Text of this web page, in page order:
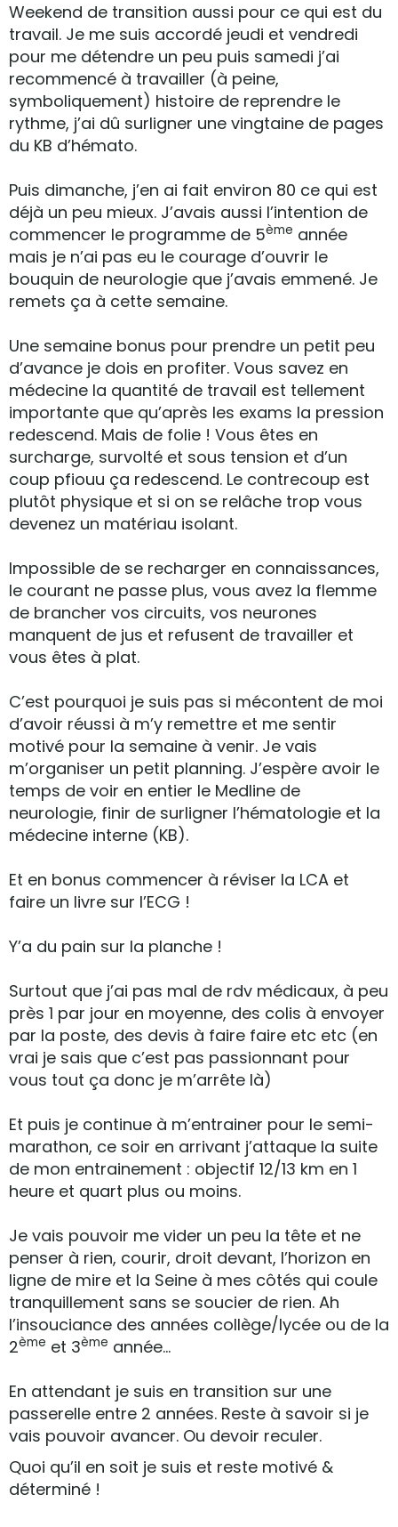
Weekend de transition aussi pour ce qui est du
travail. Je me suis accordé jeudi et vendredi
pour me détendre un peu puis samedi j’ai
recommencé à travailler (à peine,
symboliquement) histoire de reprendre le
rythme, j’ai dû surligner une vingtaine de pages
du KB d’hémato.
Puis dimanche, j’en ai fait environ 80 ce qui est
déjà un peu mieux. J’avais aussi l’intention de
commencer le programme de 5ème année
mais je n’ai pas eu le courage d’ouvrir le
bouquin de neurologie que j’avais emmené. Je
remets ça à cette semaine.
Une semaine bonus pour prendre un petit peu
d’avance je dois en profiter. Vous savez en
médecine la quantité de travail est tellement
importante que qu’après les exams la pression
redescend. Mais de folie ! Vous êtes en
surcharge, survolté et sous tension et d’un
coup pfiouu ça redescend. Le contrecoup est
plutôt physique et si on se relâche trop vous
devenez un matériau isolant.
Impossible de se recharger en connaissances,
le courant ne passe plus, vous avez la flemme
de brancher vos circuits, vos neurones
manquent de jus et refusent de travailler et
vous êtes à plat.
C’est pourquoi je suis pas si mécontent de moi
d’avoir réussi à m’y remettre et me sentir
motivé pour la semaine à venir. Je vais
m’organiser un petit planning. J’espère avoir le
temps de voir en entier le Medline de
neurologie, finir de surligner l’hématologie et la
médecine interne (KB).
Et en bonus commencer à réviser la LCA et
faire un livre sur l’ECG !
Y’a du pain sur la planche !
Surtout que j’ai pas mal de rdv médicaux, à peu
près 1 par jour en moyenne, des colis à envoyer
par la poste, des devis à faire faire etc etc (en
vrai je sais que c’est pas passionnant pour
vous tout ça donc je m’arrête là)
Et puis je continue à m’entrainer pour le semi-
marathon, ce soir en arrivant j’attaque la suite
de mon entrainement : objectif 12/13 km en 1
heure et quart plus ou moins.
Je vais pouvoir me vider un peu la tête et ne
penser à rien, courir, droit devant, l’horizon en
ligne de mire et la Seine à mes côtés qui coule
tranquillement sans se soucier de rien. Ah
l’insouciance des années collège/lycée ou de la
2ème et 3ème année…
En attendant je suis en transition sur une
passerelle entre 2 années. Reste à savoir si je
vais pouvoir avancer. Ou devoir reculer.
Quoi qu’il en soit je suis et reste motivé &
déterminé !